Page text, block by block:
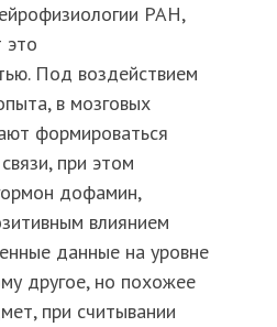
РАН,
это
Под воздействием
в мозговых
формироваться
при этом
дофамин,
влиянием
данные на уровне
другое, но похожее
при считывании